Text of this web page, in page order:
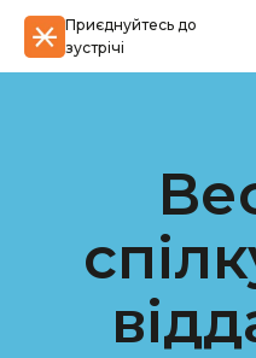
Приєднуйтесь до
зустрічі